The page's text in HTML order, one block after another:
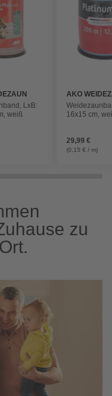
LxB:
weiß
AKO
16x15 cm,
29,99 €
(0,15 € / m)
zu